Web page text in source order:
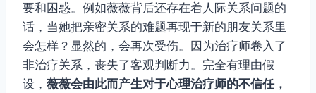
要和困惑。例如薇薇背后还存在着人际关系问题的
话，当她把亲密关系的难题再现于新的朋友关系里
会怎样？显然的，会再次受伤。因为治疗师卷入了
非治疗关系，丧失了客观判断力。完全有理由假
设， 薇薇会由此而产生对于心理治疗师的不信任，